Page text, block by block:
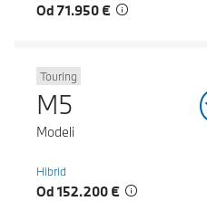
Od 71.950 €
Touring
M5
Modeli
Hibrid
Od 152.200 €